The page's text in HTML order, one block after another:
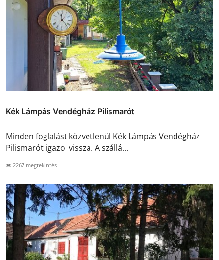
Kék Lámpás Vendégház Pilismarót
Minden foglalást közvetlenül Kék Lámpás Vendégház
Pilismarót igazol vissza. A szállá...
2267 megtekintés